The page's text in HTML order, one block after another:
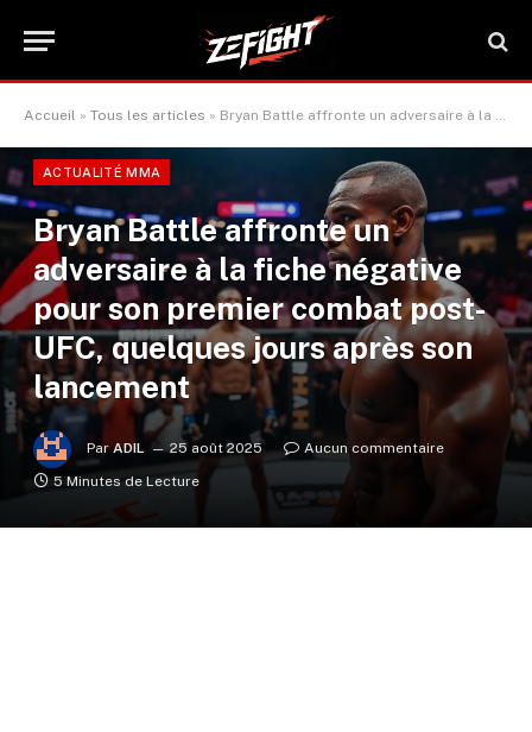
Accueil » Tous les articles » Bryan Battle affronte un adversaire à la fiche négative pour son premier combat post-UFC, quelques jours après son lancement
ACTUALITÉ MMA
Bryan Battle affronte un
adversaire à la fiche négative
pour son premier combat post-
UFC, quelques jours après son
lancement
Par ADIL 25 août 2025
Aucun commentaire
5 Minutes de Lecture